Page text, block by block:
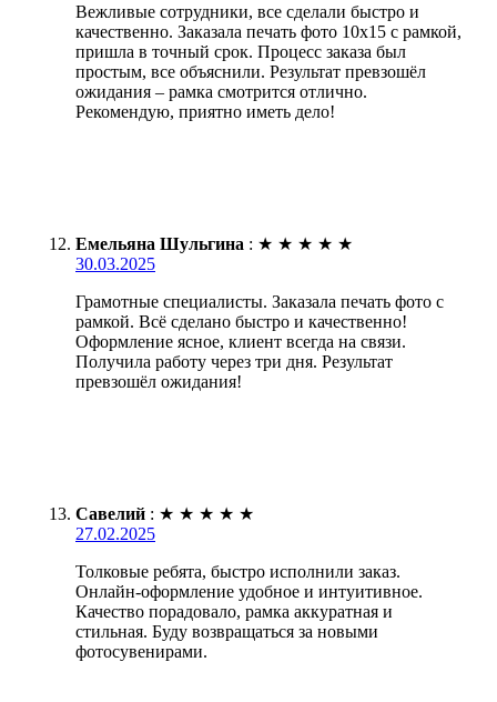
Вежливые сотрудники, все сделали быстро и
качественно. Заказала печать фото 10х15 с рамкой,
пришла в точный срок. Процесс заказа был
простым, все объяснили. Результат превзошёл
ожидания – рамка смотрится отлично.
Рекомендую, приятно иметь дело!
Емельяна Шульгина : ★ ★ ★ ★ ★
30.03.2025
Грамотные специалисты. Заказала печать фото с
рамкой. Всё сделано быстро и качественно!
Оформление ясное, клиент всегда на связи.
Получила работу через три дня. Результат
превзошёл ожидания!
Савелий : ★ ★ ★ ★ ★
27.02.2025
Толковые ребята, быстро исполнили заказ.
Онлайн-оформление удобное и интуитивное.
Качество порадовало, рамка аккуратная и
стильная. Буду возвращаться за новыми
фотосувенирами.